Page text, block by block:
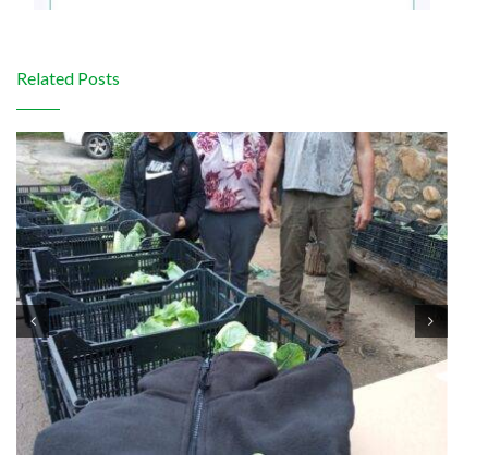
Related Posts